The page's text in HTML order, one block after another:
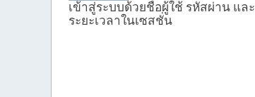
เข้าสู่ระบบด้วยชื่อผู้ใช้ รหัสผ่าน และ
ระยะเวลาในเซสชั่น